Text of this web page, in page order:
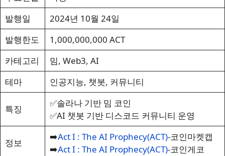
발행일
2024년 10월 24일
발행한도
1,000,000,000 ACT
카테고리
밈, Web3, AI
테마
인공지능, 챗봇, 커뮤니티
특징
✅솔라나 기반 밈 코인
✅AI 챗봇 기반 디스코드 커뮤니티 운영
정보
➡️Act I : The AI Prophecy(ACT)-코인마켓캡
➡️Act I : The AI Prophecy(ACT)-코인게코